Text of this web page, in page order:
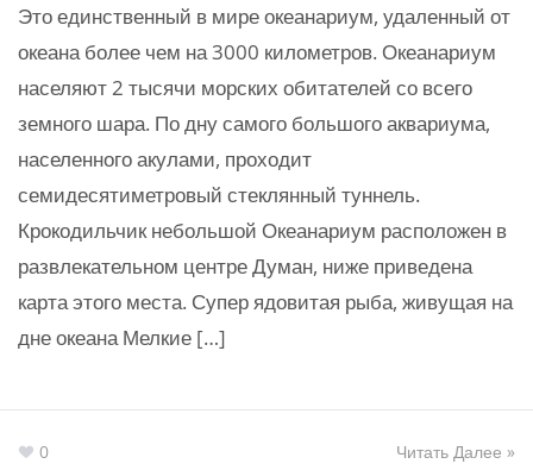
Это единственный в мире океанариум, удаленный от
океана более чем на 3000 километров. Океанариум
населяют 2 тысячи морских обитателей со всего
земного шара. По дну самого большого аквариума,
населенного акулами, проходит
семидесятиметровый стеклянный туннель.
Крокодильчик небольшой Океанариум расположен в
развлекательном центре Думан, ниже приведена
карта этого места. Супер ядовитая рыба, живущая на
дне океана Мелкие […]
0 Читать Далее »